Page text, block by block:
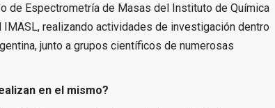
de Espectrometría de Masas del Instituto de Química
IMASL, realizando actividades de investigación dentro
junto a grupos científicos de numerosas
en el mismo?